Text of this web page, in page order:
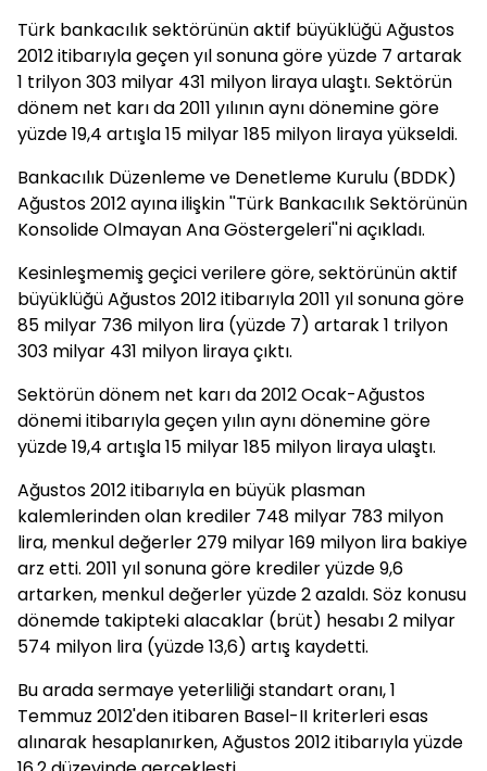
Türk bankacılık sektörünün aktif büyüklüğü Ağustos
2012 itibarıyla geçen yıl sonuna göre yüzde 7 artarak
1 trilyon 303 milyar 431 milyon liraya ulaştı. Sektörün
dönem net karı da 2011 yılının aynı dönemine göre
yüzde 19,4 artışla 15 milyar 185 milyon liraya yükseldi.
Bankacılık Düzenleme ve Denetleme Kurulu (BDDK)
Ağustos 2012 ayına ilişkin ''Türk Bankacılık Sektörünün
Konsolide Olmayan Ana Göstergeleri''ni açıkladı.
Kesinleşmemiş geçici verilere göre, sektörünün aktif
büyüklüğü Ağustos 2012 itibarıyla 2011 yıl sonuna göre
85 milyar 736 milyon lira (yüzde 7) artarak 1 trilyon
303 milyar 431 milyon liraya çıktı.
Sektörün dönem net karı da 2012 Ocak-Ağustos
dönemi itibarıyla geçen yılın aynı dönemine göre
yüzde 19,4 artışla 15 milyar 185 milyon liraya ulaştı.
Ağustos 2012 itibarıyla en büyük plasman
kalemlerinden olan krediler 748 milyar 783 milyon
lira, menkul değerler 279 milyar 169 milyon lira bakiye
arz etti. 2011 yıl sonuna göre krediler yüzde 9,6
artarken, menkul değerler yüzde 2 azaldı. Söz konusu
dönemde takipteki alacaklar (brüt) hesabı 2 milyar
574 milyon lira (yüzde 13,6) artış kaydetti.
Bu arada sermaye yeterliliği standart oranı, 1
Temmuz 2012'den itibaren Basel-II kriterleri esas
alınarak hesaplanırken, Ağustos 2012 itibarıyla yüzde